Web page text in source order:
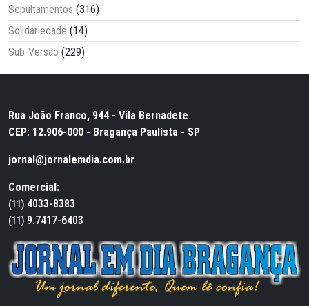
Sepultamentos (316)
Solidariedade (14)
Sub-Versão (229)
Rua João Franco, 944 - Vila Bernadete
CEP: 12.906-000 - Bragança Paulista - SP
jornal@jornalemdia.com.br
Comercial:
(11) 4033-8383
(11) 9.7417-6403